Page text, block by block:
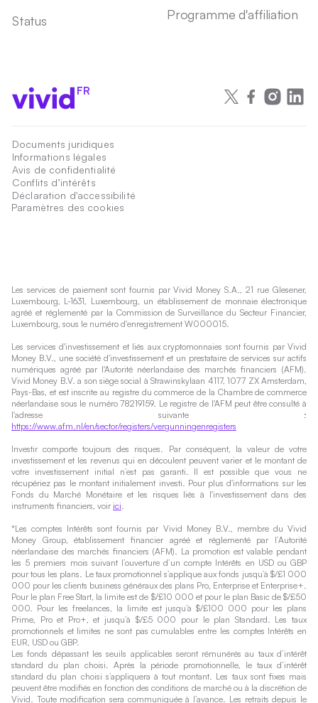
Status
Programme d'affiliation
FR
Documents juridiques
Informations légales
Avis de confidentialité
Conflits d’intérêts
Déclaration d'accessibilité
Paramètres des cookies
Les services de paiement sont fournis par Vivid Money S.A., 21 rue Glesener,
Luxembourg, L-1631, Luxembourg, un établissement de monnaie électronique
agréé et réglementé par la Commission de Surveillance du Secteur Financier,
Luxembourg, sous le numéro d'enregistrement W000015.
Les services d'investissement et liés aux cryptomonnaies sont fournis par Vivid
Money B.V., une société d'investissement et un prestataire de services sur actifs
numériques agréé par l'Autorité néerlandaise des marchés financiers (AFM).
Vivid Money B.V. a son siège social à Strawinskylaan 4117, 1077 ZX Amsterdam,
Pays-Bas, et est inscrite au registre du commerce de la Chambre de commerce
néerlandaise sous le numéro 78219159. Le registre de l'AFM peut être consulté à
l'adresse suivante :
https://www.afm.nl/en/sector/registers/vergunningenregisters
Investir comporte toujours des risques. Par conséquent, la valeur de votre
investissement et les revenus qui en découlent peuvent varier et le montant de
votre investissement initial n’est pas garanti. Il est possible que vous ne
récupériez pas le montant initialement investi. Pour plus d'informations sur les
Fonds du Marché Monétaire et les risques liés à l'investissement dans des
instruments financiers, voir ici.
*Les comptes Intérêts sont fournis par Vivid Money B.V., membre du Vivid
Money Group, établissement financier agréé et réglementé par l’Autorité
néerlandaise des marchés financiers (AFM). La promotion est valable pendant
les 5 premiers mois suivant l’ouverture d’un compte Intérêts en USD ou GBP
pour tous les plans. Le taux promotionnel s’applique aux fonds jusqu’à $/£1 000
000 pour les clients business généraux des plans Pro, Enterprise et Enterprise+.
Pour le plan Free Start, la limite est de $/£10 000 et pour le plan Basic de $/£50
000. Pour les freelances, la limite est jusqu’à $/£100 000 pour les plans
Prime, Pro et Pro+, et jusqu’à $/£5 000 pour le plan Standard. Les taux
promotionnels et limites ne sont pas cumulables entre les comptes Intérêts en
EUR, USD ou GBP.
Les fonds dépassant les seuils applicables seront rémunérés au taux d’intérêt
standard du plan choisi. Après la période promotionnelle, le taux d’intérêt
standard du plan choisi s’appliquera à tout montant. Les taux sont fixes mais
peuvent être modifiés en fonction des conditions de marché ou à la discrétion de
Vivid. Toute modification sera communiquée à l’avance. Les retraits depuis le